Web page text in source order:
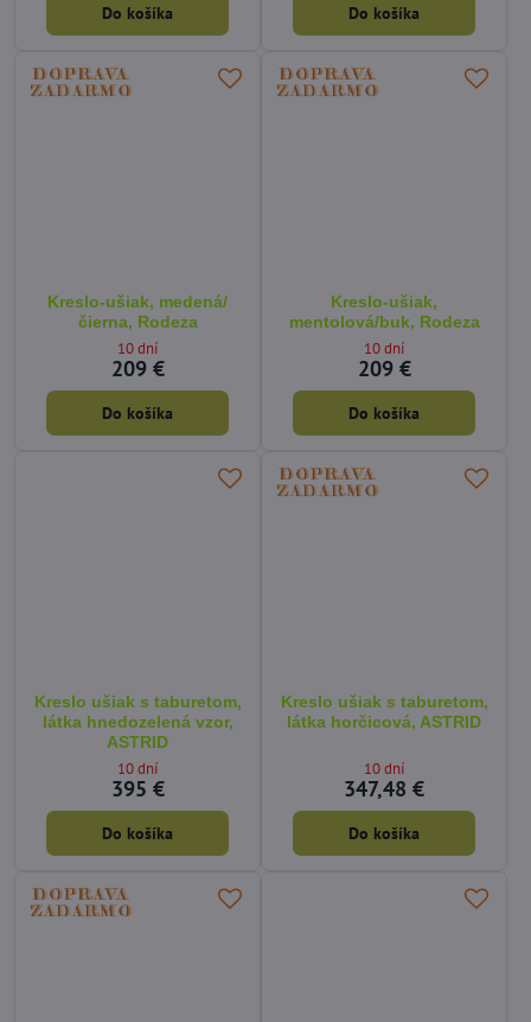
Do košíka Do košíka
Kreslo-ušiak, medená/
čierna, Rodeza
10 dní
209 €
Do košíka
Kreslo-ušiak,
mentolová/buk, Rodeza
10 dní
209 €
Do košíka
Kreslo ušiak s taburetom,
látka hnedozelená vzor,
ASTRID
10 dní
395 €
Do košíka
Kreslo ušiak s taburetom,
látka horčicová, ASTRID
10 dní
347,48 €
Do košíka